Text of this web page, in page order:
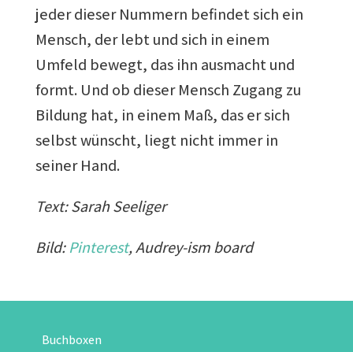
jeder dieser Nummern befindet sich ein
Mensch, der lebt und sich in einem
Umfeld bewegt, das ihn ausmacht und
formt. Und ob dieser Mensch Zugang zu
Bildung hat, in einem Maß, das er sich
selbst wünscht, liegt nicht immer in
seiner Hand.
Text: Sarah Seeliger
Bild:Pinterest, Audrey-ism board
Buchboxen